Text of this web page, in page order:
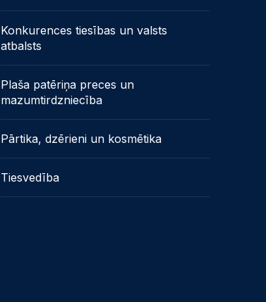
Konkurences tiesības un valsts
atbalsts
Plaša patēriņa preces un
mazumtirdzniecība
Pārtika, dzērieni un kosmētika
Tiesvedība